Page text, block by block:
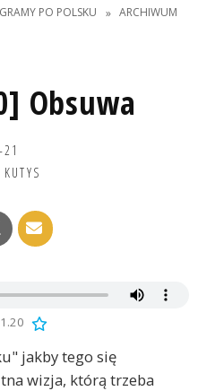
GRAMY PO POLSKU » ARCHIWUM
Obsuwa
jakby tego się
wizja, którą trzeba